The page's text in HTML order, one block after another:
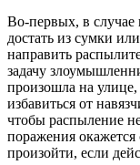
Во-первых, в случае
достать из сумки
направить
задачу
произошла на
избавиться от
чтобы распыление
поражения
произойти, если